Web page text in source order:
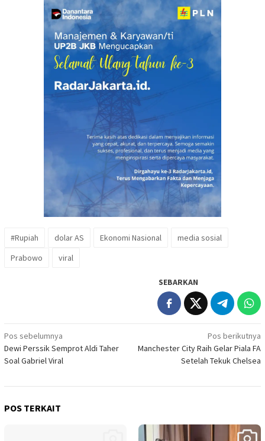
#Rupiah dolar AS Ekonomi Nasional
media sosial
Prabowo
viral
SEBARKAN
Navigasi
pos
Pos sebelumnya
Dewi Perssik Semprot Aldi Taher
Soal Gabriel Viral
Pos berikutnya
Manchester City Raih Gelar Piala FA
Setelah Tekuk Chelsea
POS TERKAIT